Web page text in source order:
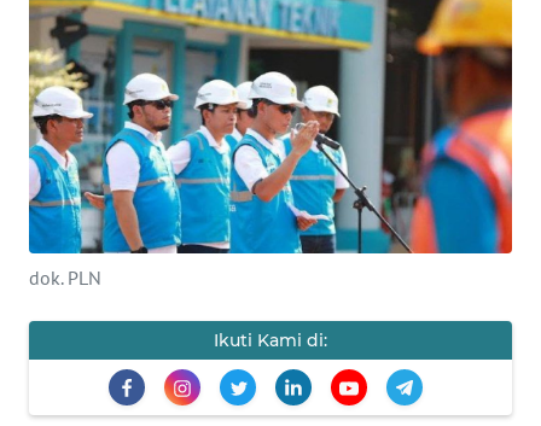
dok. PLN
Ikuti Kami di:
OPINI
PERISTIWA
NATUNA
BINTAN
Informasi
BERITA